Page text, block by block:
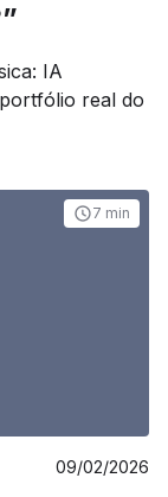
IA
real do
7 min
09/02/2026